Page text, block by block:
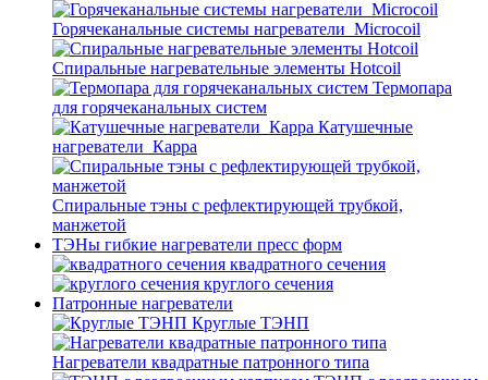
Горячеканальные системы нагреватели_Microcoil
Спиральные нагревательные элементы Hotcoil
Термопара
для горячеканальных систем
Катушечные
нагреватели_Карра
Спиральные тэны с рефлектирующей трубкой,
манжетой
ТЭНы гибкие нагреватели пресс форм
квадратного сечения
круглого сечения
Патронные нагреватели
Круглые ТЭНП
Нагреватели квадратные патронного типа